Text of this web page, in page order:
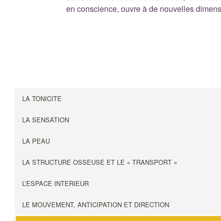
LA TONICITE
LA SENSATION
LA PEAU
LA STRUCTURE OSSEUSE ET LE « TRANSPORT »
L’ESPACE INTERIEUR
LE MOUVEMENT, ANTICIPATION ET DIRECTION
en conscience, ouvre à de nouvelles